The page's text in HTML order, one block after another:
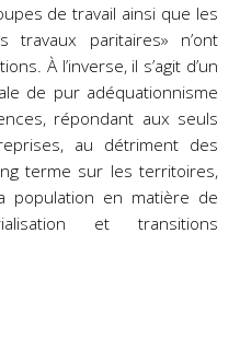
de travail ainsi que les
travaux paritaires» n’ont
À l’inverse, il s’agit d’un
de pur adéquationnisme
répondant aux seuls
au détriment des
terme sur les territoires,
population en matière de
et transitions